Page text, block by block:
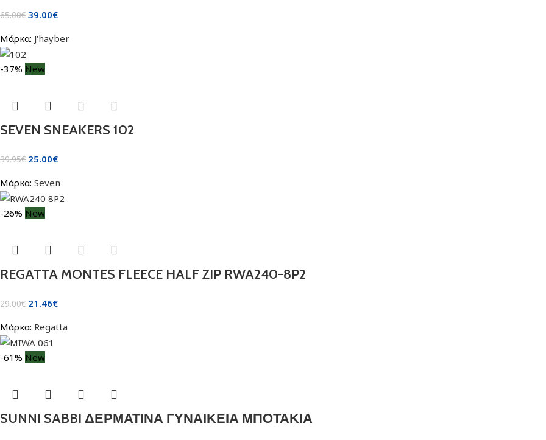
65.00€ 39.00€
Μάρκα: J'hayber
-37% New
SEVEN SNEAKERS 102
39.95€ 25.00€
Μάρκα: Seven
-26% New
REGATTA MONTES FLEECE HALF ZIP RWA240-8P2
29.00€ 21.46€
Μάρκα: Regatta
-61% New
SUNNI SABBI ΔΕΡΜΑΤΙΝΑ ΓΥΝΑΙΚΕΙΑ ΜΠΟΤΑΚΙΑ